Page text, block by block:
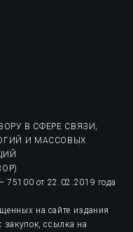
В СФЕРЕ СВЯЗИ,
И МАССОВЫХ
от 22.02.2019 года
на сайте издания
закупок, ссылка на